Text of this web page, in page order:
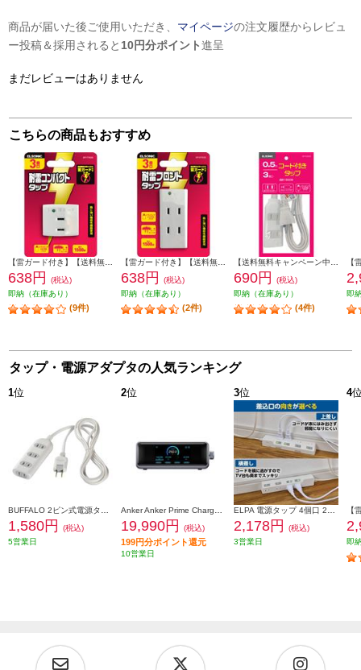
商品が届いた後ご使用いただき、 マイページの注文履歴からレビュ
ー投稿＆採用されると 10円分ポイント進呈
まだレビューはありません
こちらの商品もおすすめ
638円
(税込)
即納（在庫あり）
(9件)
638円
(税込)
即納（在庫あり）
(2件)
690円
(税込)
即納（在庫あり）
(4件)
即
タップ・電源アダプタの人気ランキング
1位
1,580円
(税込)
5営業日
2位
19,990円 (税込)
199円分ポイント還元
10営業日
3位
2,178円
(税込)
3営業日
4
即